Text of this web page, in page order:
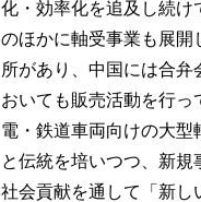
化・効率化を追及し続け
のほかに軸受事業も展開
所があり、中国には合
おいても販売活動を行っ
電・鉄道車両向けの大型
と伝統を培いつつ、新規
社会貢献を通して「新し